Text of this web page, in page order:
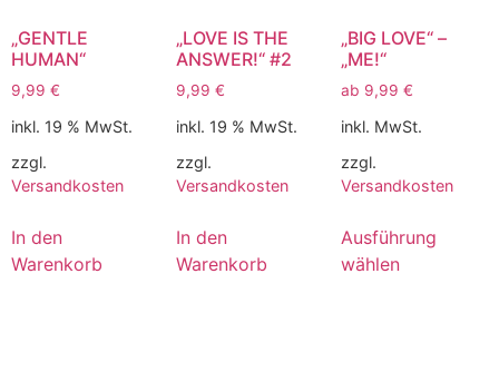
„GENTLE
HUMAN“
9,99 €
inkl. 19 % MwSt.
zzgl.
Versandkosten
In den
Warenkorb
„LOVE IS THE
ANSWER!“ #2
9,99 €
inkl. 19 % MwSt.
zzgl.
Versandkosten
In den
Warenkorb
„BIG LOVE“ –
„ME!“
ab 9,99 €
inkl. MwSt.
zzgl.
Versandkosten
Ausführung
wählen